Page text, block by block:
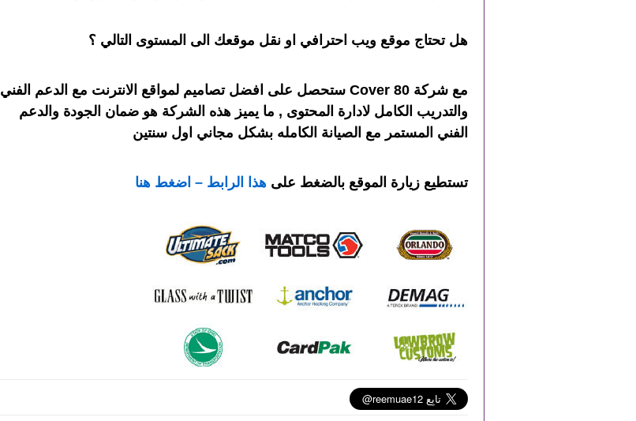
هل تحتاج موقع ويب احترافي او نقل موقعك الى المستوى التالي ؟
مع شركة Cover 80 ستحصل على افضل تصاميم لمواقع الانترنت مع الدعم الفني
والتدريب الكامل لادارة المحتوى , ما يميز هذه الشركة هو ضمان الجودة والدعم
الفني المستمر مع الصيانة الكامله بشكل مجاني اول سنتين
تستطيع زيارة الموقع بالضغط على هذا الرابط – اضغط هنا